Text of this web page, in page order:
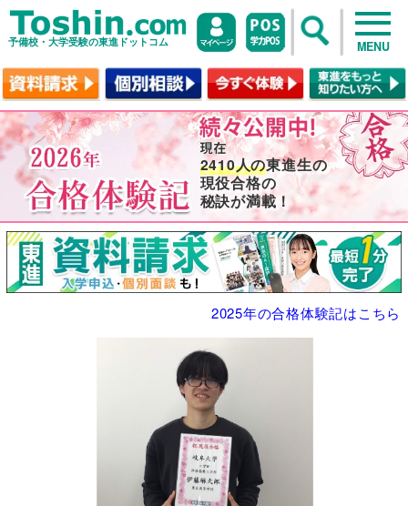
予備校・大学受験の東進ドットコム MENU
2410人の東進生の
現役合格の
秘訣が満載！
2025年の合格体験記はこちら
no image